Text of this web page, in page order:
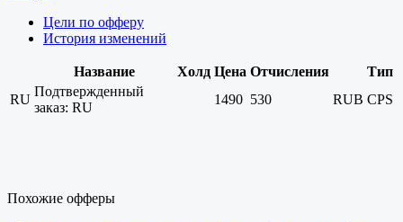
Цели по офферу
История изменений
Название Холд Цена Отчисления
Тип
RU
Подтвержденный
заказ: RU
1490 530 RUB CPS
Похожие офферы